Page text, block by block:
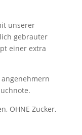
unserer
gebrauter
einer extra
OHNE Zucker,